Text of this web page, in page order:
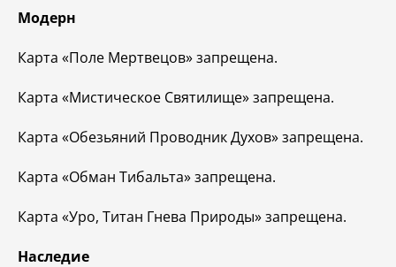
Модерн
Карта «Поле Мертвецов» запрещена.
Карта «Мистическое Святилище» запрещена.
Карта «Обезьяний Проводник Духов» запрещена.
Карта «Обман Тибальта» запрещена.
Карта «Уро, Титан Гнева Природы» запрещена.
Наследие